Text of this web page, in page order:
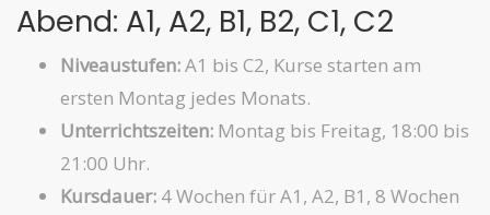
Abend: A1, A2, B1, B2, C1, C2
Niveaustufen:A1 bis C2, Kurse starten am
ersten Montag jedes Monats.
Unterrichtszeiten:Montag bis Freitag, 18:00 bis
21:00 Uhr.
Kursdauer:4 Wochen für A1, A2, B1, 8 Wochen